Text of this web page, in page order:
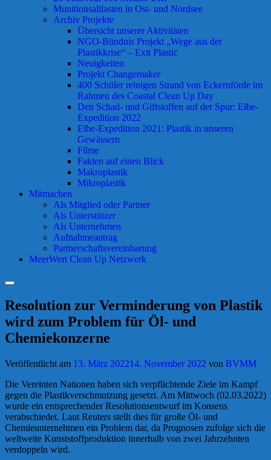
Munitionsaltlasten in Ost- und Nordsee
Archiv Projekte
Übersicht unserer Aktivitäten
NGO-Bündnis Projekt „Wege aus der
Plastikkrise“ – Exit Plastic
Neuigkeiten
Projekt Changemaker
400 Schüler reinigen Strand von Eckernförde im
Rahmen des Coastal Clean Up Day
Den Schad- und Giftstoffen auf der Spur: Elbe-
Expedition 2022
Elbe-Expedition 2021: Plastik in unseren
Gewässern
Filme
Fakten auf einen Blick
Makroplastik
Mikroplastik
Mitmachen
Als Mitglied oder Partner
Als Unterstützer
Als Unternehmen
Aufnahmeantrag
Partnerschaftsvereinbarung
MeerWert Clean Up Netzwerk
Suchen
Resolution zur Verminderung von Plastik
wird zum Problem für Öl- und
Chemiekonzerne
Veröffentlicht am 13. März 202214. November 2022 von BVMM
Die Vereinten Nationen haben sich verpflichtende Ziele im Kampf
gegen die Plastikverschmutzung gesetzt. Am Mittwoch (02.03.2022)
wurde ein entsprechender Resolutionsentwurf im Konsens
verabschiedet. Laut Reuters stellt dies für große Öl- und
Chemieunternehmen ein Problem dar, da Prognosen zufolge sich die
weltweite Kunststoffproduktion innerhalb von zwei Jahrzehnten
verdoppeln wird.